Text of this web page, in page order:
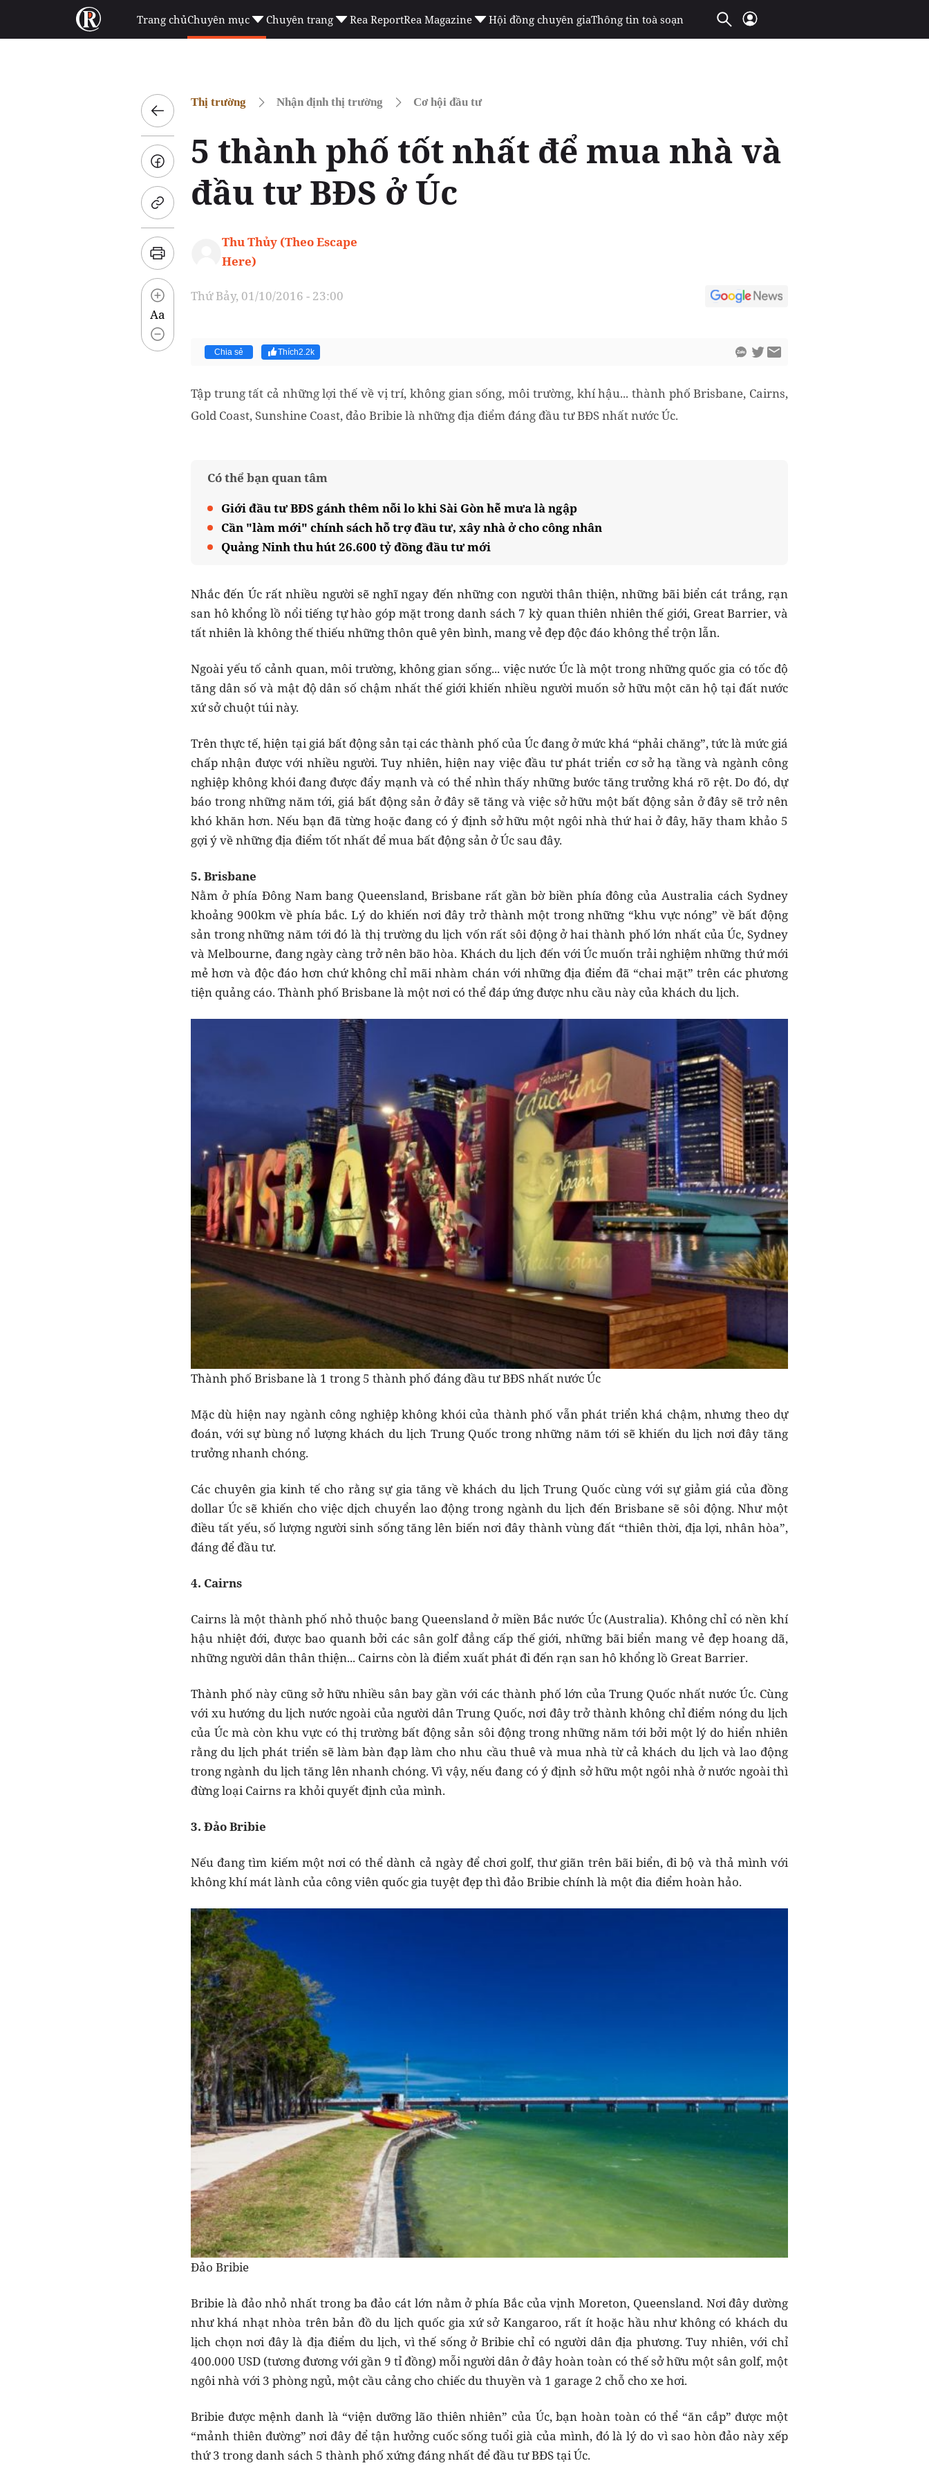
Trang chủChuyên mục Chuyên trang Rea ReportRea Magazine Hội đồng chuyên giaThông tin toà soạn
Aa
Thị trường Nhận định thị trường Cơ hội đầu tư
5 thành phố tốt nhất để mua nhà và
đầu tư BĐS ở Úc
Thu Thủy (Theo Escape
Here)
Thứ Bảy, 01/10/2016 - 23:00
Chia sẻ Thích2.2k
Tập trung tất cả những lợi thế về vị trí, không gian sống, môi trường, khí hậu... thành phố Brisbane, Cairns,
Gold Coast, Sunshine Coast, đảo Bribie là những địa điểm đáng đầu tư BĐS nhất nước Úc.
Có thể bạn quan tâm
Giới đầu tư BĐS gánh thêm nỗi lo khi Sài Gòn hễ mưa là ngập
Cần "làm mới" chính sách hỗ trợ đầu tư, xây nhà ở cho công nhân
Quảng Ninh thu hút 26.600 tỷ đồng đầu tư mới
Nhắc đến Úc rất nhiều người sẽ nghĩ ngay đến những con người thân thiện, những bãi biển cát trắng, rạn
san hô khổng lồ nổi tiếng tự hào góp mặt trong danh sách 7 kỳ quan thiên nhiên thế giới, Great Barrier, và
tất nhiên là không thế thiếu những thôn quê yên bình, mang vẻ đẹp độc đáo không thể trộn lẫn.
Ngoài yếu tố cảnh quan, môi trường, không gian sống... việc nước Úc là một trong những quốc gia có tốc độ
tăng dân số và mật độ dân số chậm nhất thế giới khiến nhiều người muốn sở hữu một căn hộ tại đất nước
xứ sở chuột túi này.
Trên thực tế, hiện tại giá bất động sản tại các thành phố của Úc đang ở mức khá “phải chăng”, tức là mức giá
chấp nhận được với nhiều người. Tuy nhiên, hiện nay việc đầu tư phát triển cơ sở hạ tầng và ngành công
nghiệp không khói đang được đẩy mạnh và có thể nhìn thấy những bước tăng trưởng khá rõ rệt. Do đó, dự
báo trong những năm tới, giá bất động sản ở đây sẽ tăng và việc sở hữu một bất động sản ở đây sẽ trở nên
khó khăn hơn. Nếu bạn đã từng hoặc đang có ý định sở hữu một ngôi nhà thứ hai ở đây, hãy tham khảo 5
gợi ý về những địa điểm tốt nhất để mua bất động sản ở Úc sau đây.
5. Brisbane
Nằm ở phía Đông Nam bang Queensland, Brisbane rất gần bờ biền phía đông của Australia cách Sydney
khoảng 900km về phía bắc. Lý do khiến nơi đây trở thành một trong những “khu vực nóng” về bất động
sản trong những năm tới đó là thị trường du lịch vốn rất sôi động ở hai thành phố lớn nhất của Úc, Sydney
và Melbourne, đang ngày càng trở nên bão hòa. Khách du lịch đến với Úc muốn trải nghiệm những thứ mới
mẻ hơn và độc đáo hơn chứ không chỉ mãi nhàm chán với những địa điểm đã “chai mặt” trên các phương
tiện quảng cáo. Thành phố Brisbane là một nơi có thể đáp ứng được nhu cầu này của khách du lịch.
Thành phố Brisbane là 1 trong 5 thành phố đáng đầu tư BĐS nhất nước Úc
Mặc dù hiện nay ngành công nghiệp không khói của thành phố vẫn phát triển khá chậm, nhưng theo dự
đoán, với sự bùng nổ lượng khách du lịch Trung Quốc trong những năm tới sẽ khiến du lịch nơi đây tăng
trưởng nhanh chóng.
Các chuyên gia kinh tế cho rằng sự gia tăng về khách du lịch Trung Quốc cùng với sự giảm giá của đồng
dollar Úc sẽ khiến cho việc dịch chuyển lao động trong ngành du lịch đến Brisbane sẽ sôi động. Như một
điều tất yếu, số lượng người sinh sống tăng lên biến nơi đây thành vùng đất “thiên thời, địa lợi, nhân hòa”,
đáng để đầu tư.
4. Cairns
Cairns là một thành phố nhỏ thuộc bang Queensland ở miền Bắc nước Úc (Australia). Không chỉ có nền khí
hậu nhiệt đới, được bao quanh bởi các sân golf đẳng cấp thế giới, những bãi biển mang vẻ đẹp hoang dã,
những người dân thân thiện... Cairns còn là điểm xuất phát đi đến rạn san hô khổng lồ Great Barrier.
Thành phố này cũng sở hữu nhiều sân bay gần với các thành phố lớn của Trung Quốc nhất nước Úc. Cùng
với xu hướng du lịch nước ngoài của người dân Trung Quốc, nơi đây trở thành không chỉ điểm nóng du lịch
của Úc mà còn khu vực có thị trường bất động sản sôi động trong những năm tới bởi một lý do hiển nhiên
rằng du lịch phát triển sẽ làm bàn đạp làm cho nhu cầu thuê và mua nhà từ cả khách du lịch và lao động
trong ngành du lịch tăng lên nhanh chóng. Vì vậy, nếu đang có ý định sở hữu một ngôi nhà ở nước ngoài thì
đừng loại Cairns ra khỏi quyết định của mình.
3. Đảo Bribie
Nếu đang tìm kiếm một nơi có thể dành cả ngày để chơi golf, thư giãn trên bãi biển, đi bộ và thả mình với
không khí mát lành của công viên quốc gia tuyệt đẹp thì đảo Bribie chính là một đia điểm hoàn hảo.
Đảo Bribie
Bribie là đảo nhỏ nhất trong ba đảo cát lớn nằm ở phía Bắc của vịnh Moreton, Queensland. Nơi đây dường
như khá nhạt nhòa trên bản đồ du lịch quốc gia xứ sở Kangaroo, rất ít hoặc hầu như không có khách du
lịch chọn nơi đây là địa điểm du lịch, vì thế sống ở Bribie chỉ có người dân địa phương. Tuy nhiên, với chỉ
400.000 USD (tương đương với gần 9 tỉ đồng) mỗi người dân ở đây hoàn toàn có thế sở hữu một sân golf, một
ngôi nhà với 3 phòng ngủ, một cầu cảng cho chiếc du thuyền và 1 garage 2 chỗ cho xe hơi.
Bribie được mệnh danh là “viện dưỡng lão thiên nhiên” của Úc, bạn hoàn toàn có thể “ăn cắp” được một
“mảnh thiên đường” nơi đây để tận hưởng cuốc sống tuổi già của mình, đó là lý do vì sao hòn đảo này xếp
thứ 3 trong danh sách 5 thành phố xứng đáng nhất để đầu tư BĐS tại Úc.